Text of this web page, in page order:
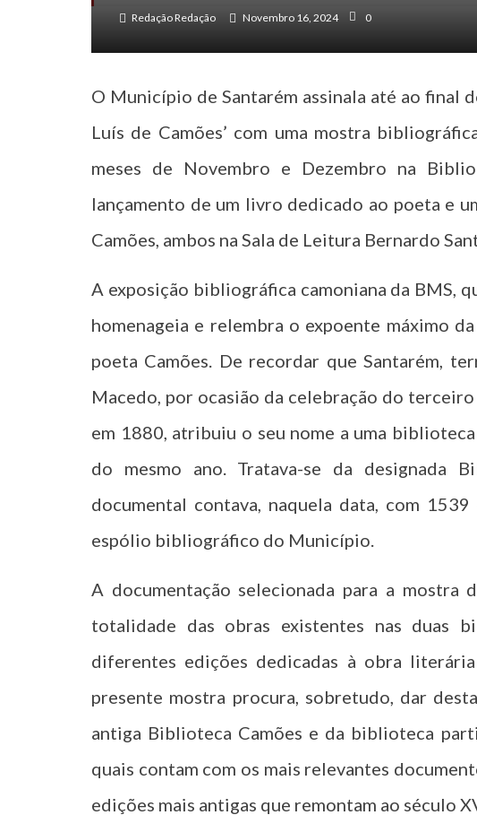
Redação Redação Novembro 16, 2024 0
O Município de Santarém assinala até ao final
Luís de Camões’ com uma mostra
meses de Novembro e Dezembro na
lançamento de um livro dedicado ao poeta e
Camões, ambos na Sala de Leitura Bernardo
A exposição bibliográfica camoniana da BMS,
homenageia e relembra o expoente máximo
poeta Camões. De recordar que Santarém,
Macedo, por ocasião da celebração do
em 1880, atribuiu o seu nome a uma
do mesmo ano. Tratava-se da designada
documental contava, naquela data, com
espólio bibliográfico do Município.
A documentação selecionada para a mostra
totalidade das obras existentes nas duas
diferentes edições dedicadas à obra
presente mostra procura, sobretudo, dar
antiga Biblioteca Camões e da biblioteca
quais contam com os mais relevantes
edições mais antigas que remontam ao século